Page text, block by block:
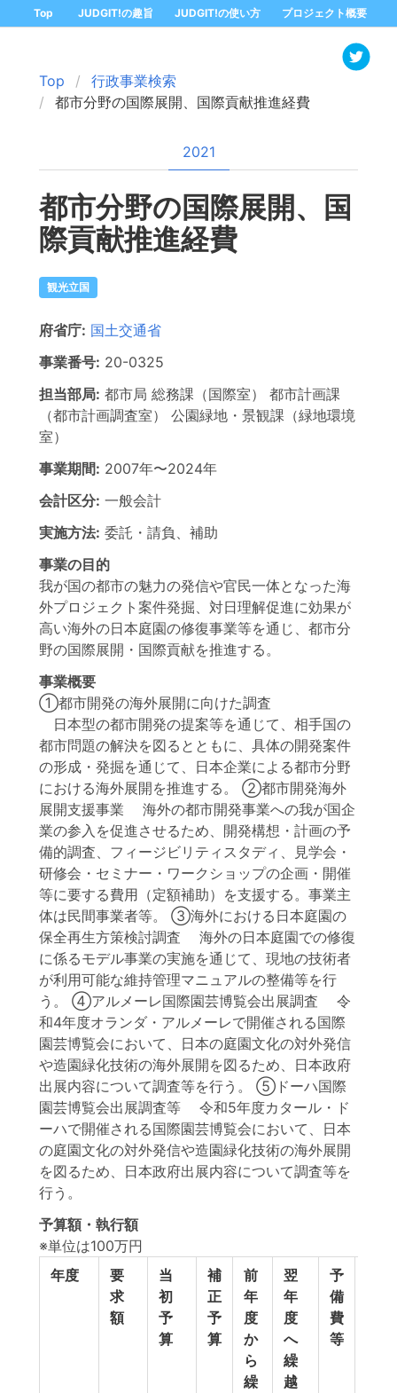
Top JUDGIT!の趣旨 JUDGIT!の使い方 プロジェクト概要
Top
行政事業検索
都市分野の国際展開、国際貢献推進経費
2021
都市分野の国際展開、国
際貢献推進経費
観光立国
府省庁: 国土交通省
事業番号: 20-0325
担当部局: 都市局 総務課（国際室） 都市計画課
（都市計画調査室） 公園緑地・景観課（緑地環境
室）
事業期間: 2007年〜2024年
会計区分: 一般会計
実施方法: 委託・請負、補助
事業の目的
我が国の都市の魅力の発信や官民一体となった海
外プロジェクト案件発掘、対日理解促進に効果が
高い海外の日本庭園の修復事業等を通じ、都市分
野の国際展開・国際貢献を推進する。
事業概要
①都市開発の海外展開に向けた調査
日本型の都市開発の提案等を通じて、相手国の
都市問題の解決を図るとともに、具体の開発案件
の形成・発掘を通じて、日本企業による都市分野
における海外展開を推進する。 ②都市開発海外
展開支援事業 海外の都市開発事業への我が国企
業の参入を促進させるため、開発構想・計画の予
備的調査、フィージビリティスタディ、見学会・
研修会・セミナー・ワークショップの企画・開催
等に要する費用（定額補助）を支援する。事業主
体は民間事業者等。 ③海外における日本庭園の
保全再生方策検討調査 海外の日本庭園での修復
に係るモデル事業の実施を通じて、現地の技術者
が利用可能な維持管理マニュアルの整備等を行
う。 ④アルメーレ国際園芸博覧会出展調査 令
和4年度オランダ・アルメーレで開催される国際
園芸博覧会において、日本の庭園文化の対外発信
や造園緑化技術の海外展開を図るため、日本政府
出展内容について調査等を行う。 ⑤ドーハ国際
園芸博覧会出展調査等 令和5年度カタール・ド
ーハで開催される国際園芸博覧会において、日本
の庭園文化の対外発信や造園緑化技術の海外展開
を図るため、日本政府出展内容について調査等を
行う。
予算額・執行額
※単位は100万円
年度
要
求
額
当
初
予
算
補
正
予
算
前
年
度
か
ら
繰
翌
年
度
へ
繰
越
予
備
費
等